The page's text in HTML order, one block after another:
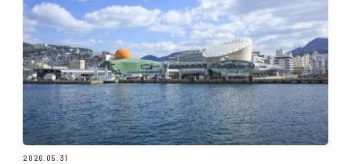
2026.05.31